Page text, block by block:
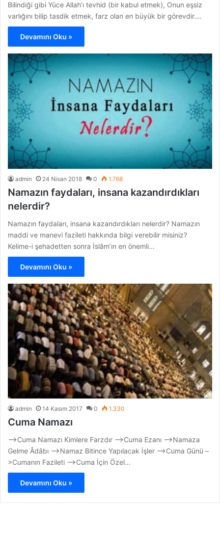
Bilindiği gibi Yüce Allah’ı tevhid (bir kabul etmek), Onun eşsiz
varlığını bilip tasdik etmek, farz olan en büyük bir görevdir.…
Devamını Oku »
admin 24 Nisan 2018 0 1.768
Namazın faydaları, insana kazandırdıkları
nelerdir?
Namazın faydaları, insana kazandırdıkları nelerdir? Namazın
maddi ve manevi fazileti hakkında bilgi verebilir misiniz?
Kelime-i şehadetten sonra İslâm’ın en önemli…
Devamını Oku »
admin 14 Kasım 2017 0 1.330
Cuma Namazı
–>Cuma Namazı Kimlere Farzdır –>Cuma Ezanı –>Namaza
Gelme Âdâbı –>Namaz Bitince Yapılacak İşler –>Cuma Günü –
>Cumanın Fazileti –>Cuma İçin Özel…
Devamını Oku »